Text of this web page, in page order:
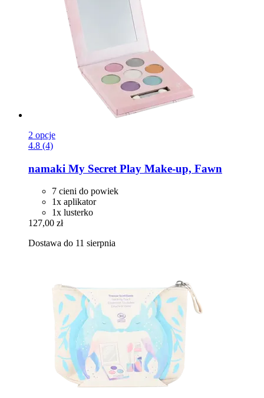
2 opcje
4.8 (4)
namaki My Secret Play Make-​up, Fawn
7 cieni do powiek
1x aplikator
1x lusterko
127,00 zł
Dostawa do 11 sierpnia